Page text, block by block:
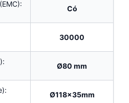
Có
30000
Ø80 mm
Ø118x35mm